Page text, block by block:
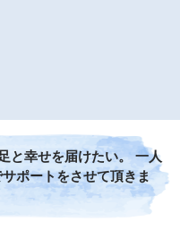
と幸せを届けたい。 一人
ポートをさせて頂きま